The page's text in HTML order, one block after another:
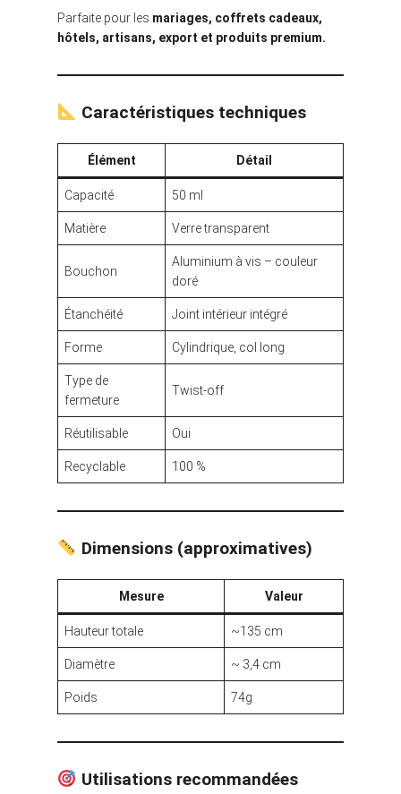
Parfaite pour les mariages, coffrets cadeaux,
hôtels, artisans, export et produits premium.
Caractéristiques techniques
Élément Détail
Capacité 50 ml
Matière Verre transparent
Bouchon
Aluminium à vis – couleur
doré
Étanchéité Joint intérieur intégré
Forme Cylindrique, col long
Type de
fermeture
Twist-off
Réutilisable Oui
Recyclable 100 %
Dimensions (approximatives)
Mesure Valeur
Hauteur totale ~135 cm
Diamètre ~ 3,4 cm
Poids 74g
Utilisations recommandées